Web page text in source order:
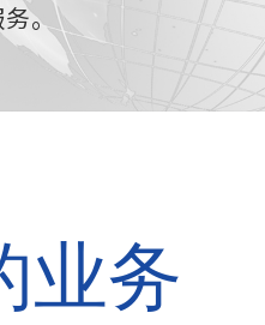
。
业务